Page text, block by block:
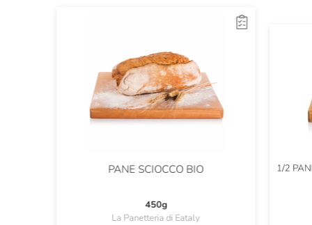
PANE SCIOCCO BIO
450g
La Panetteria di Eataly
1/2